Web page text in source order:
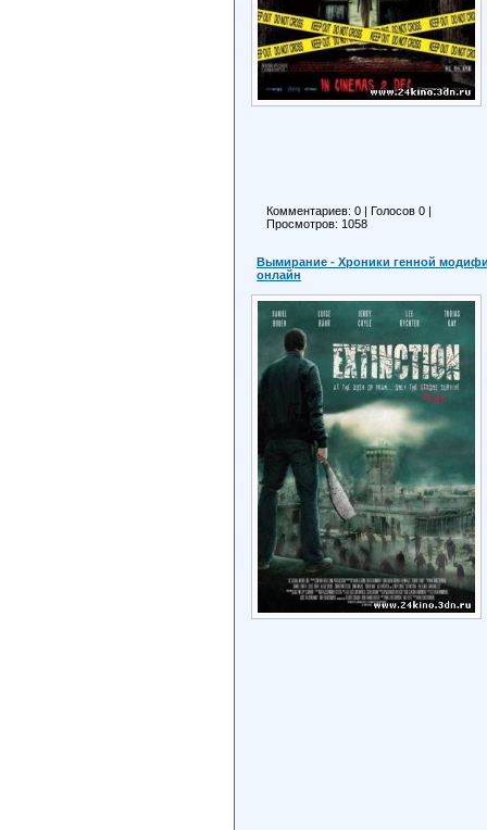
Комментариев: 0 | Голосов 0 |
Просмотров: 1058
Вымирание - Хроники генной
онлайн